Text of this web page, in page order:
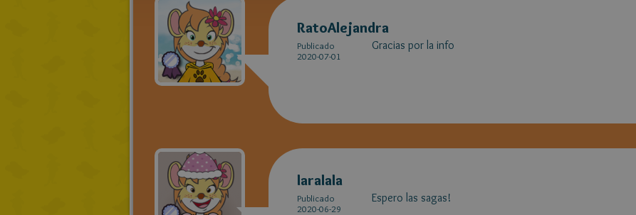
RatoAlejandra
Publicado
2020-07-01
Gracias por la info
laralala
Publicado
2020-06-29
Espero las sagas!